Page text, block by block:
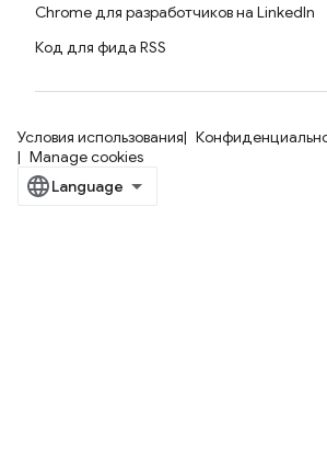
Chrome для разработчиков на LinkedIn
Код для фида RSS
Условия использования
Manage cookies